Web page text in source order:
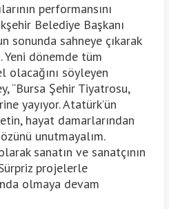
performansını
Belediye Başkanı
sonunda sahneye çıkarak
dönemde tüm
olacağını söyleyen
“Bursa Şehir Tiyatrosu,
yayıyor. Atatürk’ün
hayat damarlarından
unutmayalım.
sanatın ve sanatçının
projelerle
olmaya devam